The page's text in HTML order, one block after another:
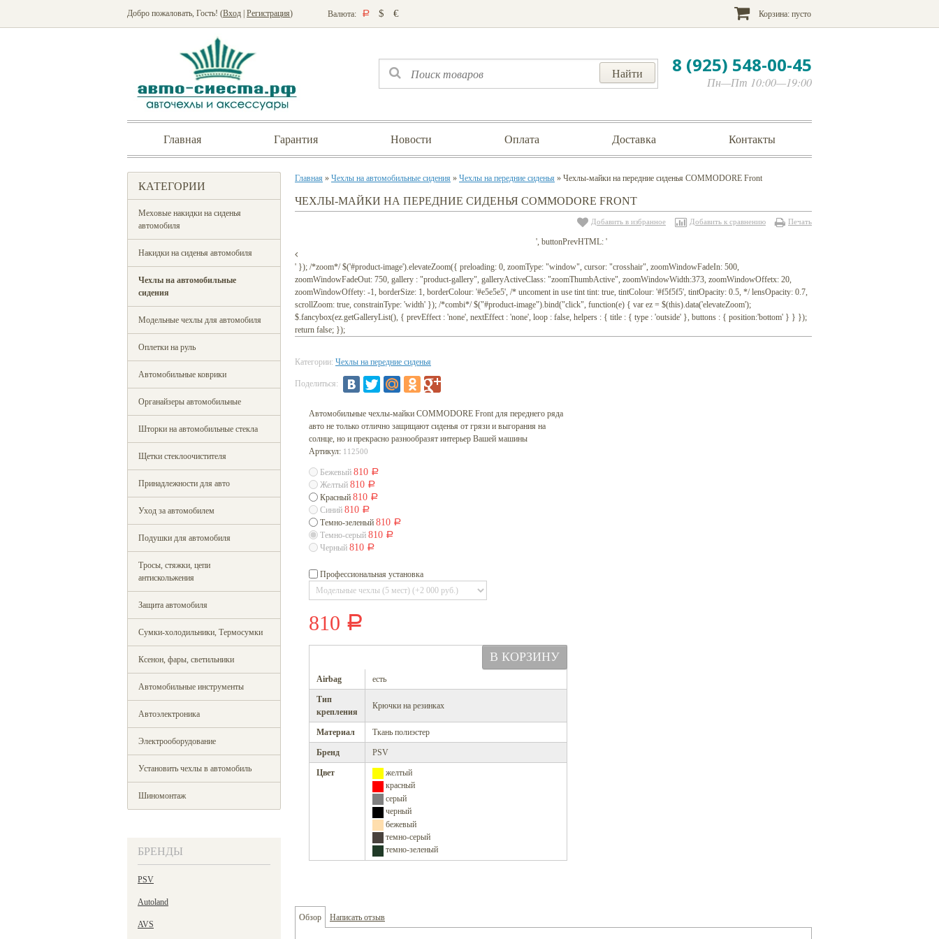
Добро пожаловать, Гость! (Вход Регистрация) Валюта: Р $ € Корзина: пусто
8 (925) 548-00-45
Пн—Пт 10:00—19:00
Главная Гарантия Новости Оплата Доставка Контакты
КАТЕГОРИИ
Меховые накидки на сиденья
автомобиля
Накидки на сиденья автомобиля
Чехлы на автомобильные
сидения
Модельные чехлы для автомобиля
Оплетки на руль
Автомобильные коврики
Органайзеры автомобильные
Шторки на автомобильные стекла
Щетки стеклоочистителя
Принадлежности для авто
Уход за автомобилем
Подушки для автомобиля
Тросы, стяжки, цепи
антискольжения
Защита автомобиля
Сумки-холодильники, Термосумки
Ксенон, фары, светильники
Автомобильные инструменты
Автоэлектроника
Электрооборудование
Установить чехлы в автомобиль
Шиномонтаж
БРЕНДЫ
PSV
Autoland
AVS
Главная » Чехлы на автомобильные сидения » Чехлы на передние сиденья » Чехлы-майки на передние сиденья COMMODORE Front
ЧЕХЛЫ-МАЙКИ НА ПЕРЕДНИЕ СИДЕНЬЯ COMMODORE FRONT
Добавить в избранное Добавить к сравнению Печать
', buttonPrevHTML: '
' }); /*zoom*/ $('#product-image').elevateZoom({ preloading: 0, zoomType: "window", cursor: "crosshair", zoomWindowFadeIn: 500,
zoomWindowFadeOut: 750, gallery : "product-gallery", galleryActiveClass: "zoomThumbActive", zoomWindowWidth:373, zoomWindowOffetx: 20,
zoomWindowOffety: -1, borderSize: 1, borderColour: '#e5e5e5', /* uncoment in use tint tint: true, tintColour: '#f5f5f5', tintOpacity: 0.5, */ lensOpacity: 0.7,
scrollZoom: true, constrainType: 'width' }); /*combi*/ $("#product-image").bind("click", function(e) { var ez = $(this).data('elevateZoom');
$.fancybox(ez.getGalleryList(), { prevEffect : 'none', nextEffect : 'none', loop : false, helpers : { title : { type : 'outside' }, buttons : { position:'bottom' } } });
return false; });
Категории: Чехлы на передние сиденья
Поделиться:
Автомобильные чехлы-майки COMMODORE Front для переднего ряда
авто не только отлично защищают сиденья от грязи и выгорания на
солнце, но и прекрасно разнообразят интерьер Вашей машины
Артикул: 112500
Бежевый 810 Р
Желтый 810 Р
Красный 810 Р
Синий 810 Р
Темно-зеленый 810 Р
Темно-серый 810 Р
Черный 810 Р
Профессиональная установка
810 Р
Airbag есть
Тип
крепления
Крючки на резинках
Материал Ткань полиэстер
Бренд PSV
Цвет
желтый
красный
серый
черный
бежевый
темно-серый
темно-зеленый
Обзор Написать отзыв